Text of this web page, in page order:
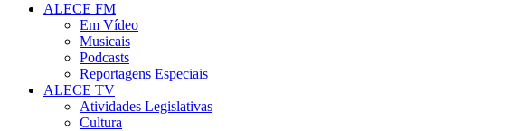
ALECE FM
Em Vídeo
Musicais
Podcasts
Reportagens Especiais
ALECE TV
Atividades Legislativas
Cultura